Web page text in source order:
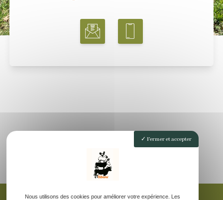
Fermer et accepter
Nous utilisons des cookies pour améliorer votre expérience. Les